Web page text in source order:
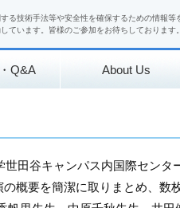
る技術手法等や安全性を確保するための情報等
ています。皆様のご参加をお待ちしております。
Q&A About Us
田谷キャンパス内国際センタ
概要を簡潔に取りまとめ、数